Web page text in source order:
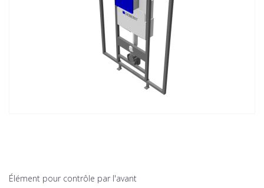
Élément pour contrôle par l'avant